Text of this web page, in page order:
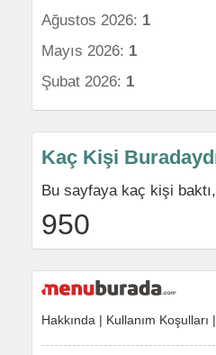
Ağustos 2026: 1
Mayıs 2026: 1
Şubat 2026: 1
Kaç Kişi
Bu sayfaya kaç kişi
950
Hakkında | Kullanım Koşulları |